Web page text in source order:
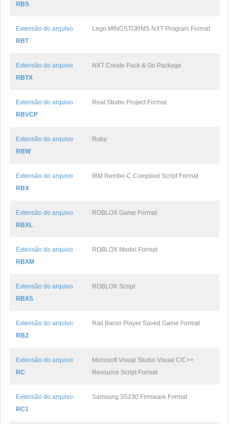
RBS
Extensão do arquivo
RBT
Lego MINDSTORMS NXT Program Format
Extensão do arquivo
RBTX
NXT Create Pack & Go Package
Extensão do arquivo
RBVCP
Real Studio Project Format
Extensão do arquivo
RBW
Ruby
Extensão do arquivo
RBX
IBM Rembo-C Compiled Script Format
Extensão do arquivo
RBXL
ROBLOX Game Format
Extensão do arquivo
RBXM
ROBLOX Model Format
Extensão do arquivo
RBXS
ROBLOX Script
Extensão do arquivo
RBZ
Rail Baron Player Saved Game Format
Extensão do arquivo
RC
Microsoft Visual Studio Visual C/C++
Resource Script Format
Extensão do arquivo
RC1
Samsung S5230 Firmware Format